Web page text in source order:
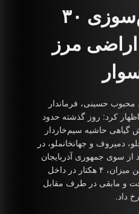
مهار آتش‌سوزی ۳۰
مرز
حسینی، فرماندار
کرد: روز گذشته حدود
گیاهی حاشیه سیم‌خاردار
دمیروف و جهانخانملو، در
از سوی جمهوری آذربایجان
طعمه حریق شد که از این میزان، ۴ هکتار در داخل
و مابقی در طرف مقابل
داد.